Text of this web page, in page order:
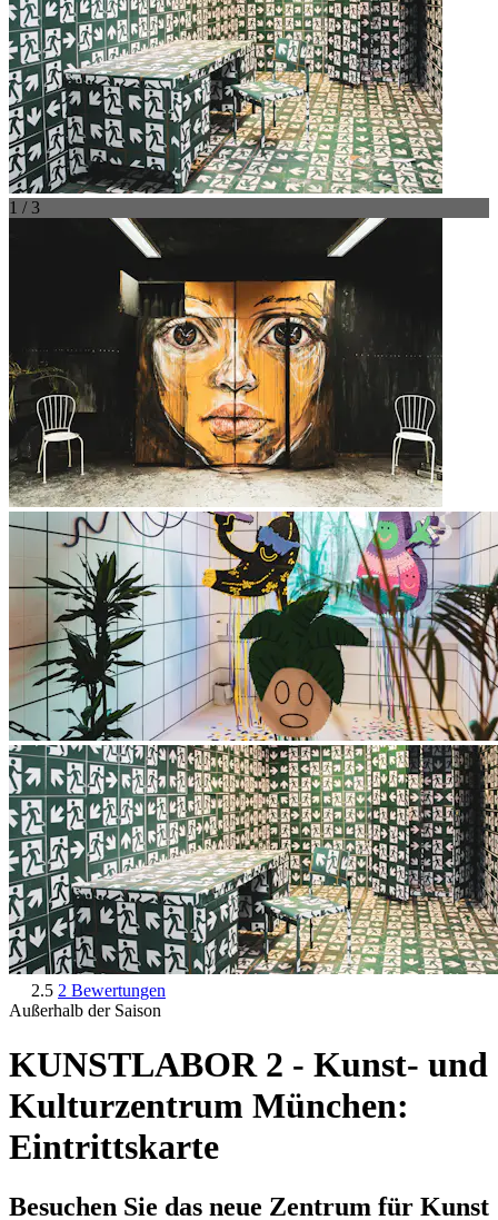
1 / 3
2.5 2 Bewertungen
Außerhalb der Saison
KUNSTLABOR 2 - Kunst- und
Kulturzentrum München:
Eintrittskarte
Besuchen Sie das neue Zentrum für Kunst